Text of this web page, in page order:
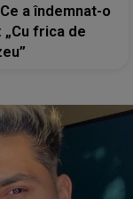
a îndemnat-o
frica de